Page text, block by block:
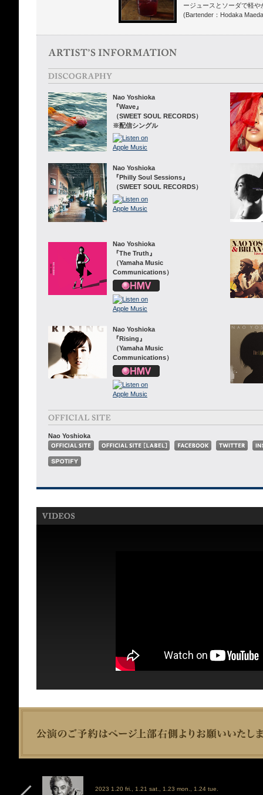
ージュースとソーダで軽
(Bartender：Hodaka
Nao Yoshioka
『Wave』
（SWEET SOUL RECORDS）
※配信シングル
Nao Yoshioka
『Philly Soul Sessions』
（SWEET SOUL RECORDS）
Nao Yoshioka
『The Truth』
（Yamaha Music
Communications）
Nao Yoshioka
『Rising』
（Yamaha Music
Communications）
Nao Yoshioka
2023 1.20 fri., 1.21 sat., 1.23 mon., 1.24 tue.